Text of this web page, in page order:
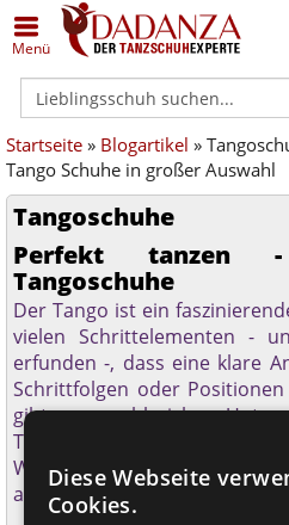
Menü
Zurück
Alle Damenschuhe
Geschlossene Schuhe
Offene Schuhe
Trainer
Gymnastik / Jazz
Gardestiefel
Orgelschuhe
Steppschuhe
Zurück
Schuhe in Silber
Schuhe in Bronze/Kupfer
Schuhe in Schwarz
Schuhe in Weiß
Schuhe - schmal
Schuhe - weit
Schuhe Hallux geeignet
Schuhe flach
Zurück
Anna Kern
Bleyer
Bloch
Dance Art
Dancin Milano
Diamant
Edward Moore
ExclusiveDanceShoes
Zurück
Alle Herrenschuhe
Klassische Herrenschuhe
Sneaker
Lateinschuhe
Gymnastik- / Jazzschuhe
Gardestiefel
Orgelschuhe
Steppschuhe
Zurück
Schuhe in Übergrößen
Schuhe (breit)
Schuhe (schmal)
Geteilte Sohle
Einlagengeeignet
Zurück
Dance Art
Diamant
Merlet
Nueva Epoca
Portdance
Rumpf
TopTanz
Werner Kern
Startseite » Blogartikel »
Tango Schuhe in großer Auswahl
Tangoschuhe
Perfekt tanzen
Tangoschuhe
Der Tango ist ein
vielen Schrittelementen -
erfunden -, dass eine klare
Schrittfolgen oder
gibt es zahlreiche
Tanzschulen bei uns
Welttanzprogramms
andereTanzschuheals
Diese Webseite
Cookies.